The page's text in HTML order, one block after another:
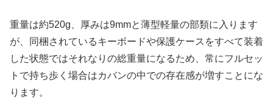
重量は約520g、厚みは9mmと薄型軽量の部類に入ります
が、同梱されているキーボードや保護ケースをすべて装着
した状態ではそれなりの総重量になるため、常にフルセッ
トで持ち歩く場合はカバンの中での存在感が増すことにな
ります。